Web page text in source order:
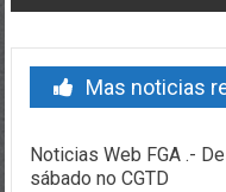
Mas noticias
Noticias Web FGA .-
sábado no CGTD